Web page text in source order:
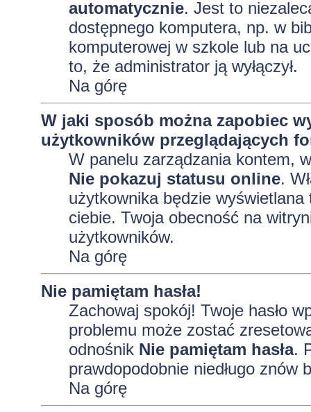
automatycznie. Jest to
dostępnego komputera, np. w
komputerowej w szkole lub na
to, że administrator ją wyłączył.
Na górę
W jaki sposób można zapobiec
użytkowników przeglądających
W panelu zarządzania kontem,
Nie pokazuj statusu online.
użytkownika będzie
ciebie. Twoja obecność na
użytkowników.
Na górę
Nie pamiętam hasła!
Zachowaj spokój! Twoje hasło
problemu może zostać
odnośnik Nie pamiętam hasła.
prawdopodobnie niedługo znów
Na górę